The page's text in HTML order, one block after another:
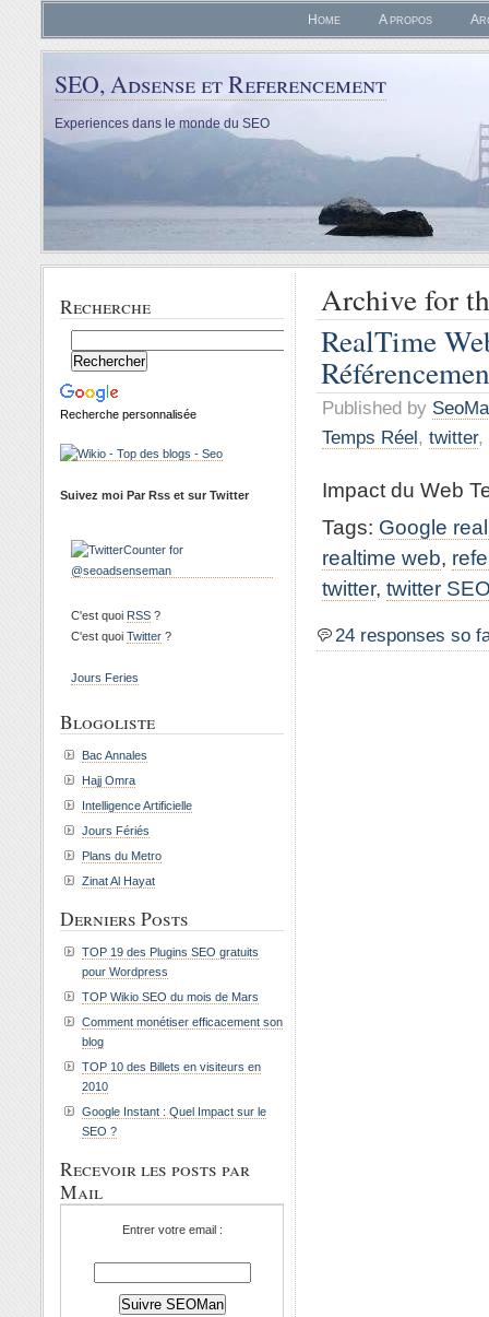
Home A propos
SEO, Adsense et Referencement
Experiences dans le monde du SEO
Archive for
RealTime
Published by
Temps Réel, twitter,
Impact du Web
Tags: Google
realtime web,
twitter, twitter
24 responses so
Recherche
Recherche personnalisée
Suivez moi Par Rss et sur Twitter
C'est quoi RSS ?
C'est quoi Twitter ?
Jours Feries
Blogoliste
Bac Annales
Hajj Omra
Intelligence Artificielle
Jours Fériés
Plans du Metro
Zinat Al Hayat
Derniers Posts
TOP 19 des Plugins SEO gratuits
pour Wordpress
TOP Wikio SEO du mois de Mars
Comment monétiser efficacement son
blog
TOP 10 des Billets en visiteurs en
2010
Google Instant : Quel Impact sur le
SEO ?
Recevoir les posts par
Mail
Entrer votre email :